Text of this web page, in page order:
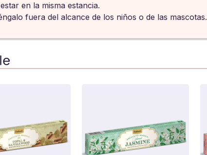
en la misma estancia.
fuera del alcance de los niños o de las mascotas.